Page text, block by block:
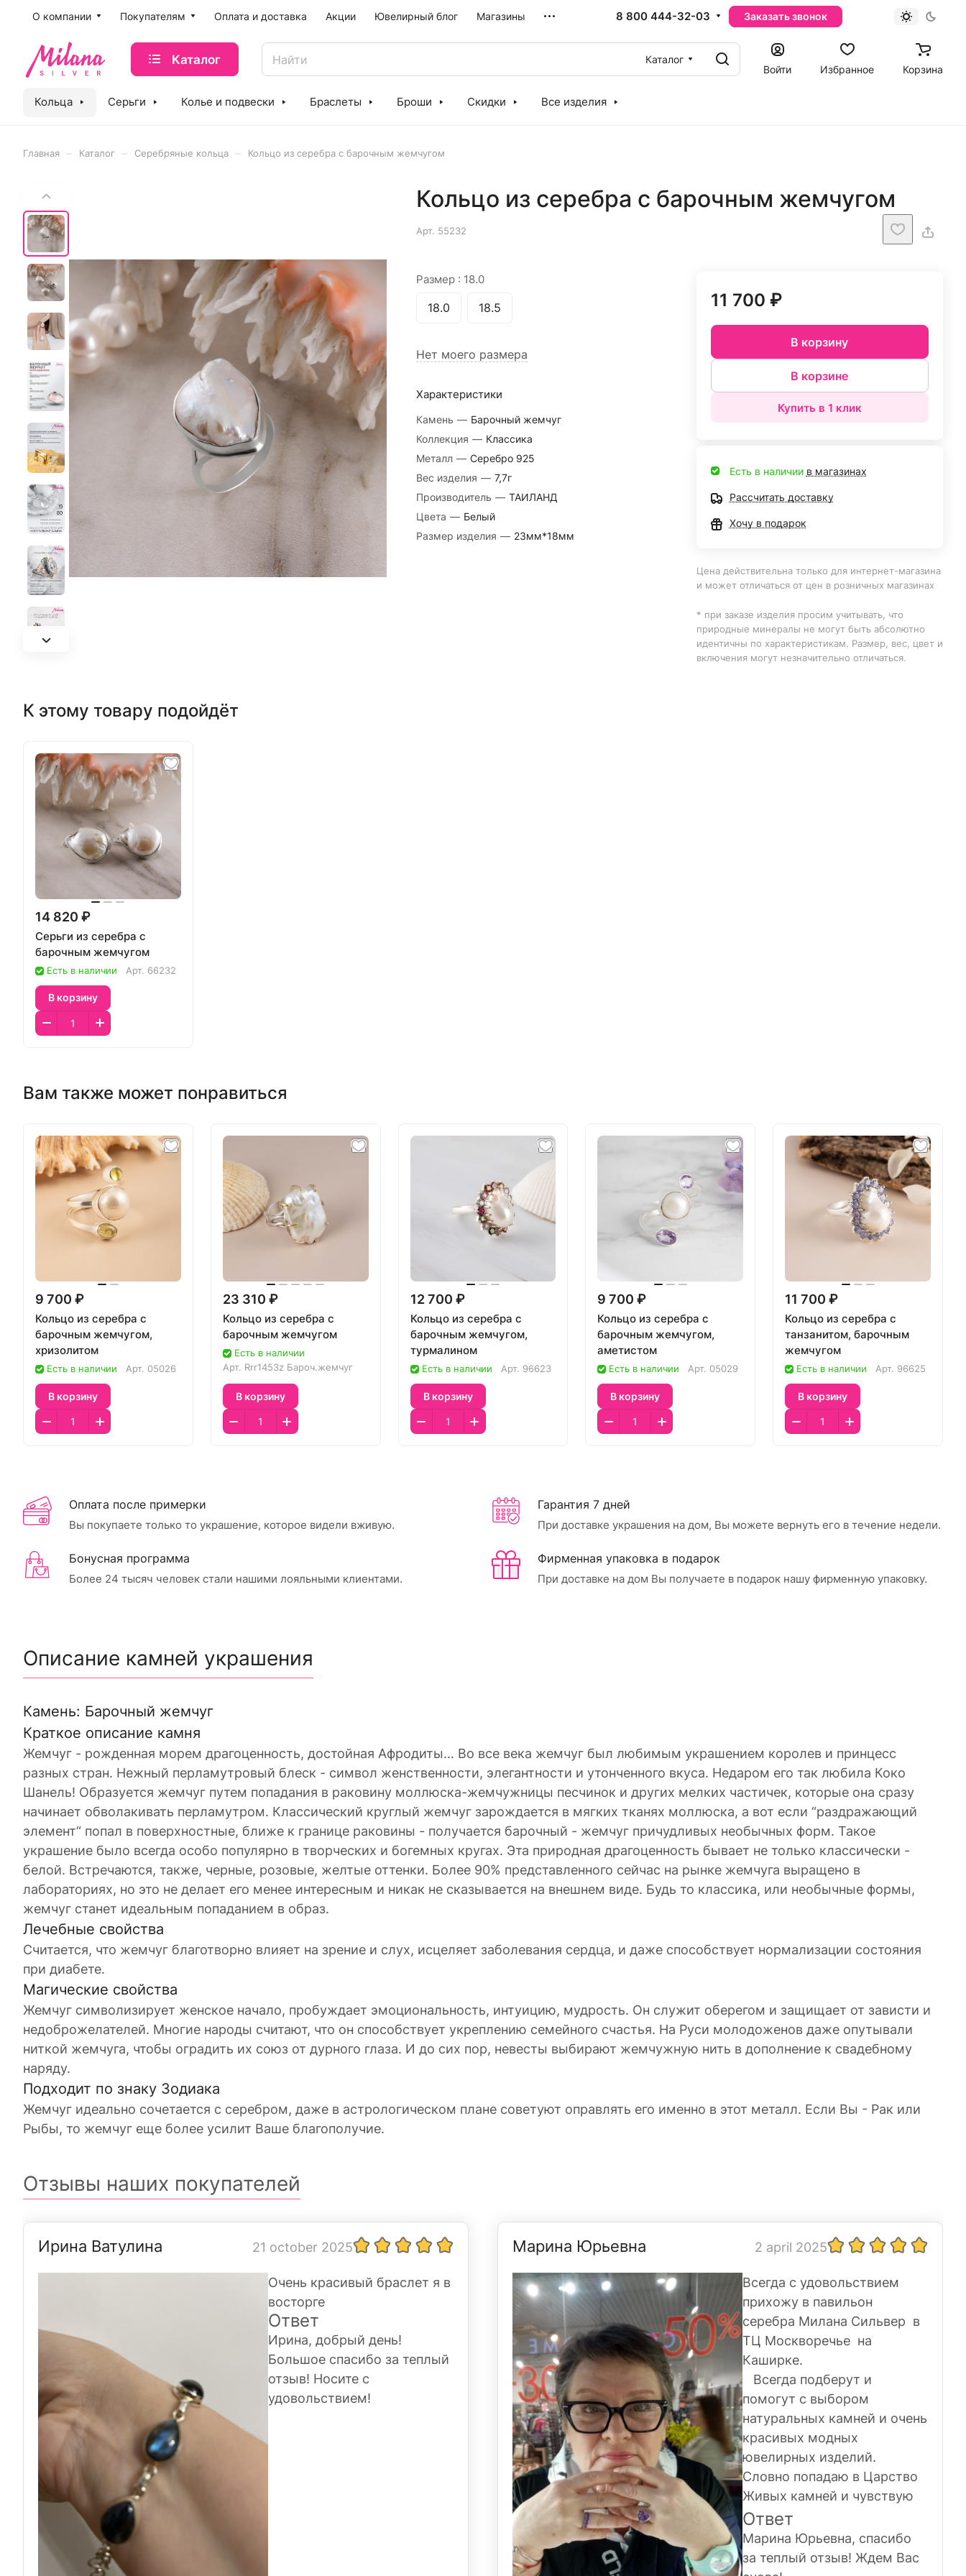
O компании Покупателям Оплата и доставка Акции Ювелирный блог Магазины 8 800 444-32-03 Заказать звонок
Каталог
Каталог
Войти
Избранное Корзина
Кольца Серьги Колье и подвески Браслеты Броши Скидки Все изделия
Главная Каталог Серебряные кольца Кольцо из серебра с барочным жемчугом
Кольцо из серебра с барочным жемчугом
Арт. 55232
Размер : 18.0
18.0 18.5
Нет моего размера
Характеристики
Камень — Барочный жемчуг
Коллекция — Классика
Металл — Серебро 925
Вес изделия — 7,7г
Производитель — ТАИЛАНД
Цвета — Белый
Размер изделия — 23мм*18мм
11 700 ₽
В корзину
В корзине
Купить в 1 клик
Есть в наличии в магазинах
Рассчитать доставку
Хочу в подарок
Цена действительна только для интернет-магазина
и может отличаться от цен в розничных магазинах
* при заказе изделия просим учитывать, что
природные минералы не могут быть абсолютно
идентичны по характеристикам. Размер, вес, цвет и
включения могут незначительно отличаться.
К этому товару подойдёт
14 820 ₽
Серьги из серебра с
барочным жемчугом
Есть в наличии Арт. 66232
В корзину
Вам также может понравиться
9 700 ₽
Кольцо из серебра с
барочным жемчугом,
хризолитом
Есть в наличии Арт. 05026
В корзину
23 310 ₽
Кольцо из серебра с
барочным жемчугом
Есть в наличии
Арт. Rrr1453z Бароч.жемчуг
В корзину
12 700 ₽
Кольцо из серебра с
барочным жемчугом,
турмалином
Есть в наличии Арт. 96623
В корзину
9 700 ₽
Кольцо из серебра с
барочным жемчугом,
аметистом
Есть в наличии Арт. 05029
В корзину
11 700 ₽
Кольцо из серебра с
танзанитом, барочным
жемчугом
Есть в наличии Арт. 96625
В корзину
Оплата после примерки
Вы покупаете только то украшение, которое видели вживую.
Гарантия 7 дней
При доставке украшения на дом, Вы можете вернуть его в течение недели.
Бонусная программа
Более 24 тысяч человек стали нашими лояльными клиентами.
Фирменная упаковка в подарок
При доставке на дом Вы получаете в подарок нашу фирменную упаковку.
Описание камней украшения
Камень: Барочный жемчуг
Краткое описание камня
Жемчуг - рожденная морем драгоценность, достойная Афродиты… Во все века жемчуг был любимым украшением королев и принцесс
разных стран. Нежный перламутровый блеск - символ женственности, элегантности и утонченного вкуса. Недаром его так любила Коко
Шанель! Образуется жемчуг путем попадания в раковину моллюска-жемчужницы песчинок и других мелких частичек, которые она сразу
начинает обволакивать перламутром. Классический круглый жемчуг зарождается в мягких тканях моллюска, а вот если “раздражающий
элемент“ попал в поверхностные, ближе к границе раковины - получается барочный - жемчуг причудливых необычных форм. Такое
украшение было всегда особо популярно в творческих и богемных кругах. Эта природная драгоценность бывает не только классически -
белой. Встречаются, также, черные, розовые, желтые оттенки. Более 90% представленного сейчас на рынке жемчуга выращено в
лабораториях, но это не делает его менее интересным и никак не сказывается на внешнем виде. Будь то классика, или необычные формы,
жемчуг станет идеальным попаданием в образ.
Лечебные свойства
Считается, что жемчуг благотворно влияет на зрение и слух, исцеляет заболевания сердца, и даже способствует нормализации состояния
при диабете.
Магические свойства
Жемчуг символизирует женское начало, пробуждает эмоциональность, интуицию, мудрость. Он служит оберегом и защищает от зависти и
недоброжелателей. Многие народы считают, что он способствует укреплению семейного счастья. На Руси молодоженов даже опутывали
ниткой жемчуга, чтобы оградить их союз от дурного глаза. И до сих пор, невесты выбирают жемчужную нить в дополнение к свадебному
наряду.
Подходит по знаку Зодиака
Жемчуг идеально сочетается с серебром, даже в астрологическом плане советуют оправлять его именно в этот металл. Если Вы - Рак или
Рыбы, то жемчуг еще более усилит Ваше благополучие.
Отзывы наших покупателей
Ирина Ватулина 21 october 2025
Очень красивый браслет я в
восторге
Ответ
Ирина, добрый день!
Большое спасибо за теплый
отзыв! Носите с
удовольствием!
Марина Юрьевна 2 april 2025
Всегда с удовольствием
прихожу в павильон
серебра Милана Сильвер в
ТЦ Москворечье на
Каширке.
Всегда подберут и
помогут с выбором
натуральных камней и очень
красивых модных
ювелирных изделий.
Словно попадаю в Царство
Живых камней и чувствую
себя в этих украшениях
Хозяйкой Медной горы.
Спасибо Вам за то, что Вы
Ответ
Марина Юрьевна, спасибо
за теплый отзыв! Ждем Вас